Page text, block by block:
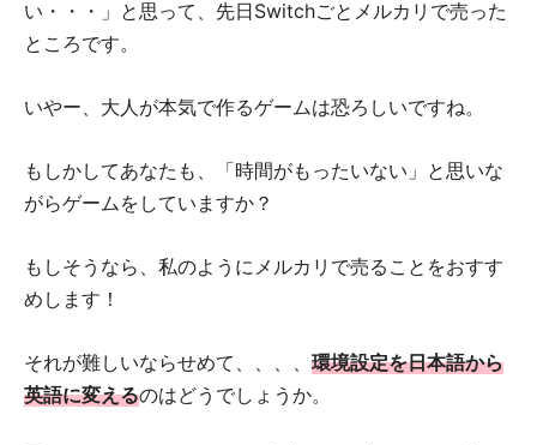
い・・・」と思って、先日Switchごとメルカリで売った
ところです。
いやー、大人が本気で作るゲームは恐ろしいですね。
もしかしてあなたも、「時間がもったいない」と思いな
がらゲームをしていますか？
もしそうなら、私のようにメルカリで売ることをおすす
めします！
それが難しいならせめて、、、、 環境設定を日本語から
英語に変えるのはどうでしょうか。